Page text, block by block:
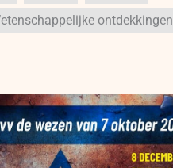
ontdekkingen